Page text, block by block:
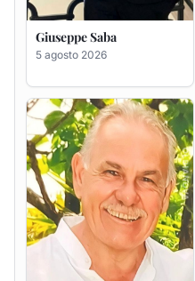
Giuseppe Saba
5 agosto 2026